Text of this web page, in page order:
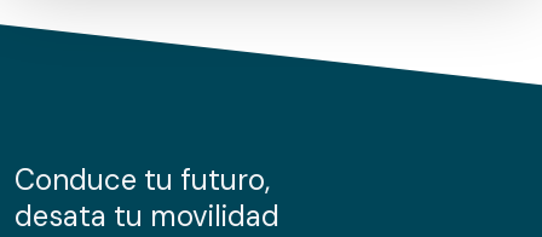
de cookies.
información sobre el uso que haga del sitio web con
nuestros partners de redes sociales, publicidad y análisis
Conduce tu futuro,
desata tu movilidad